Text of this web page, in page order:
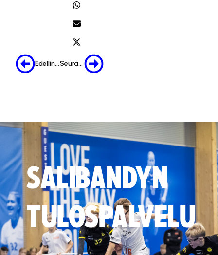
Edellinen Seuraava
SALIBANDYN
TULOSPALVELU